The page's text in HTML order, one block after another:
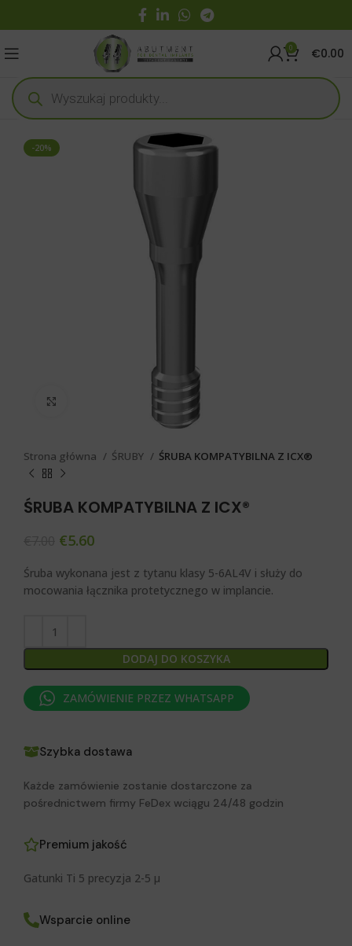
0 €0.00
-20%
Strona główna ŚRUBY ŚRUBA KOMPATYBILNA Z ICX®
ŚRUBA KOMPATYBILNA Z ICX®
€5.60
Śruba wykonana jest z tytanu klasy 5-6AL4V i służy do
mocowania łącznika protetycznego w implancie.
DODAJ DO KOSZYKA
ZAMÓWIENIE PRZEZ WHATSAPP
Szybka dostawa
Każde zamówienie zostanie dostarczone za
pośrednictwem firmy FeDex wciągu 24/48 godzin
Premium jakość
Gatunki Ti 5 precyzja 2-5 μ
Wsparcie online